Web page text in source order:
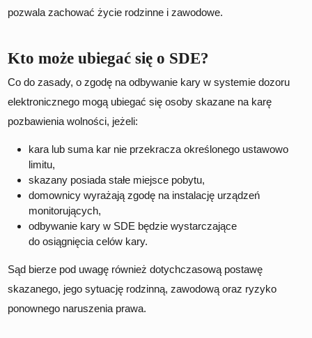
pozwala zachować życie rodzinne i zawodowe.
Kto może ubiegać się o SDE?
Co do zasady, o zgodę na odbywanie kary w systemie dozoru
elektronicznego mogą ubiegać się osoby skazane na karę
pozbawienia wolności, jeżeli:
kara lub suma kar nie przekracza określonego ustawowo
limitu,
skazany posiada stałe miejsce pobytu,
domownicy wyrażają zgodę na instalację urządzeń
monitorujących,
odbywanie kary w SDE będzie wystarczające
do osiągnięcia celów kary.
Sąd bierze pod uwagę również dotychczasową postawę
skazanego, jego sytuację rodzinną, zawodową oraz ryzyko
ponownego naruszenia prawa.